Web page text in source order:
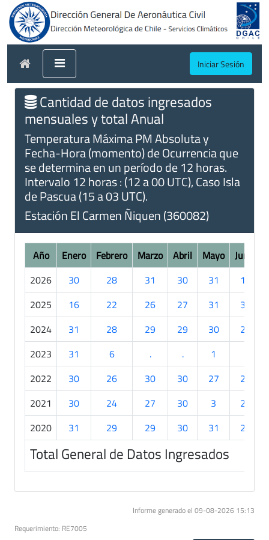
Iniciar Sesión
Cantidad de datos ingresados
mensuales y total Anual
Temperatura Máxima PM Absoluta y
Fecha-Hora (momento) de Ocurrencia que
se determina en un período de 12 horas.
Intervalo 12 horas : (12 a 00 UTC), Caso Isla
de Pascua (15 a 03 UTC).
Estación El Carmen Ñiquen (360082)
Año Enero Febrero Marzo Abril Mayo Junio
2026
30 28 31 30 31
19
2025
16 22 26 27 31
30
2024
31 28 29 29 30
21
2023
31 6 . . 1
2022
30 26 30 30 27
24
2021
30 24 27 30 3
21
2020
31 29 29 30 31 20
Total General de Datos Ingresados
Informe generado el 09-08-2026 15:13
Requerimiento: RE7005